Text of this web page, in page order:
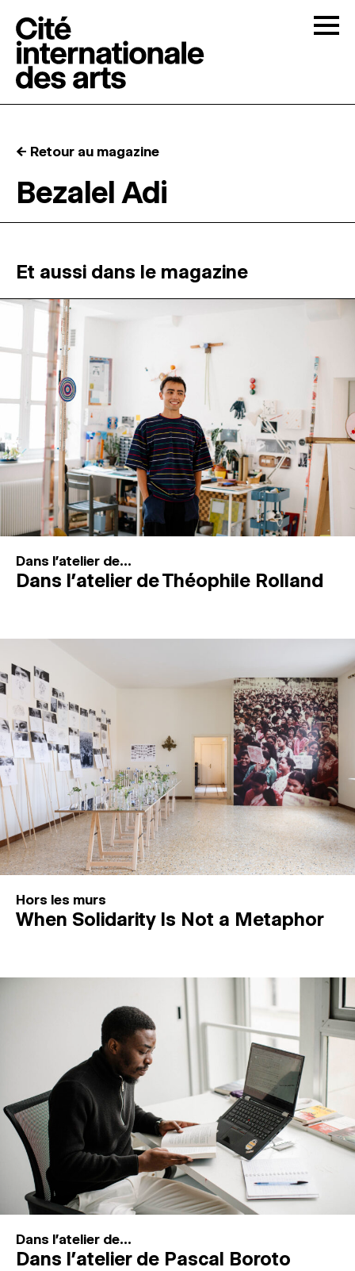
RÉSIDENCES ↓
ATELIERS OUVERTS
PROGRAMMATION
MAGAZINE
ESPACES DE PRATIQUE ARTISTIQUE ↓
Recherche
Connexion
← Retour au magazine
Bezalel Adi
Et aussi dans le magazine
Dans l'atelier de...
Dans l’atelier de Théophile Rolland
Hors les murs
When Solidarity Is Not a Metaphor
Dans l'atelier de...
Dans l’atelier de Pascal Boroto